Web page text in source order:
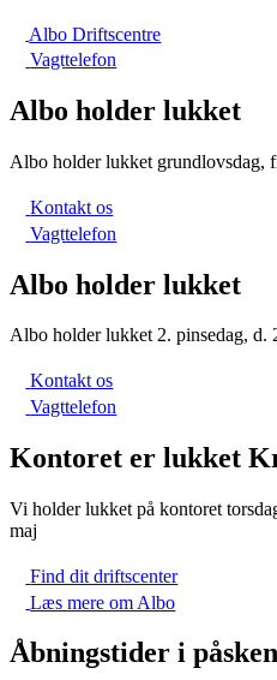
Albo Driftscentre
Vagttelefon
Albo holder lukket
Albo holder lukket grundlovsdag,
Kontakt os
Vagttelefon
Albo holder lukket
Albo holder lukket 2. pinsedag, d.
Kontakt os
Vagttelefon
Kontoret er lukket
Vi holder lukket på kontoret
maj
Find dit driftscenter
Læs mere om Albo
Åbningstider i påsken